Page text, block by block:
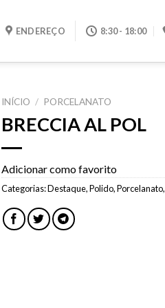
ENDEREÇO 8:30 - 18:00
INÍCIO / PORCELANATO
BRECCIA AL POL
Adicionar como favorito
Categorias:Destaque,Polido,Porcelanato,